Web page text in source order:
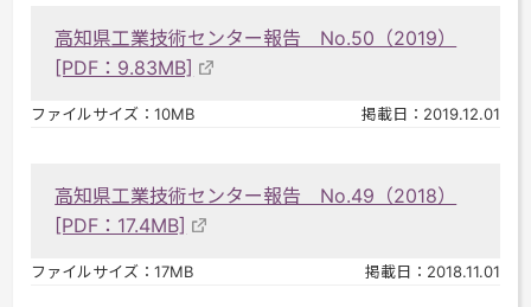
高知県工業技術センター報告 No.50（2019）
[PDF：9.83MB]
ファイルサイズ：10MB 掲載日：2019.12.01
高知県工業技術センター報告 No.49（2018）
[PDF：17.4MB]
ファイルサイズ：17MB 掲載日：2018.11.01